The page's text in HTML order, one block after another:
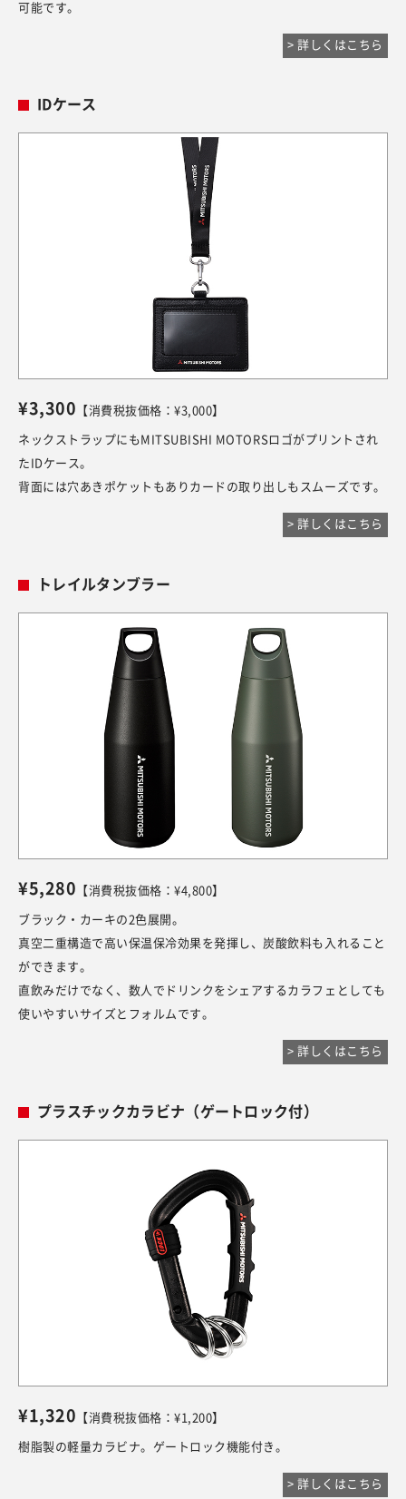
可能です。
> 詳しくはこちら
IDケース
¥3,300 【消費税抜価格：¥3,000】
ネックストラップにもMITSUBISHI MOTORSロゴがプリントされ
たIDケース。
背面には穴あきポケットもありカードの取り出しもスムーズです。
> 詳しくはこちら
トレイルタンブラー
¥5,280 【消費税抜価格：¥4,800】
ブラック・カーキの2色展開。
真空二重構造で高い保温保冷効果を発揮し、炭酸飲料も入れること
ができます。
直飲みだけでなく、数人でドリンクをシェアするカラフェとしても
使いやすいサイズとフォルムです。
> 詳しくはこちら
プラスチックカラビナ（ゲートロック付）
¥1,320 【消費税抜価格：¥1,200】
樹脂製の軽量カラビナ。ゲートロック機能付き。
> 詳しくはこちら